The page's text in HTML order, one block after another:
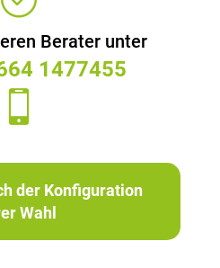
Berater unter
1477455
der Konfiguration
Wahl